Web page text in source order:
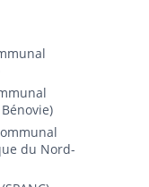
du Nord-